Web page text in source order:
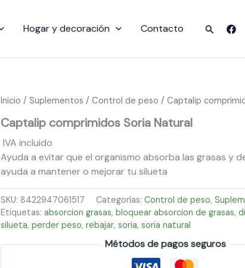
Hogar y decoración Contacto Buscar
Inicio / Suplementos / Control de peso / Captalip
Captalip comprimidos Soria Natural
IVA incluido
Ayuda a evitar que el organismo absorba las grasas y
ayuda a mantener o mejorar tu silueta
SKU: 8422947061517 Categorías: Control de peso,
Etiquetas: absorcion grasas, bloquear absorcion de grasas,
silueta, perder peso, rebajar, soria, soria natural
Métodos de pagos seguros